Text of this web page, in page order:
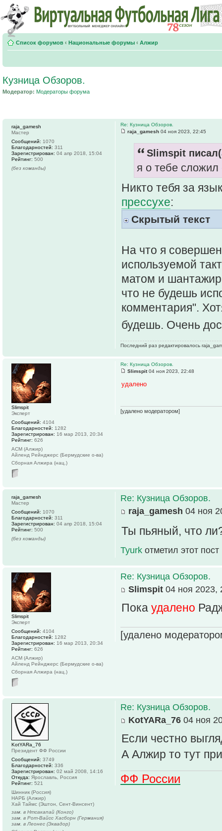
Список форумов ‹ Национальные форумы ‹ Алжир
Кузница Обзоров.
Модератор: Модераторы форума
Re: Кузница Обзоров.
raja_gamesh 04 ноя 2023, 22:45
Slimspit
я о тебе сложил
Никто тебя за
прессухе:
Скрытый текст
На что я
используемой
матом и
что не будешь
комментария".
будешь. Очень
Последний раз редактировалось
raja_gamesh
Мастер
Сообщений: 1070
Благодарностей: 311
Зарегистрирован: 04 апр 2018, 15:04
Рейтинг: 500
(без команды)
Re: Кузница Обзоров.
Slimspit04 ноя 2023, 22:48
удалено
[удалено модератором]
Slimspit
Эксперт
Сообщений: 4104
Благодарностей: 1282
Зарегистрирован: 16 мар 2013, 20:34
Рейтинг: 626
АСМ (Алжир)
Айленд Рейнджерс (Бермудские о-ва)
Сборная Алжира (нац.)
Re: Кузница Обзоров.
raja_gamesh 04 ноя
Ты пьяный, что
Tyurk отметил этот
raja_gamesh
Мастер
Сообщений: 1070
Благодарностей: 311
Зарегистрирован: 04 апр 2018, 15:04
Рейтинг: 500
(без команды)
Re: Кузница Обзоров.
Slimspit 04 ноя 2023,
Пока удалено
[удалено
Slimspit
Эксперт
Сообщений: 4104
Благодарностей: 1282
Зарегистрирован: 16 мар 2013, 20:34
Рейтинг: 626
АСМ (Алжир)
Айленд Рейнджерс (Бермудские о-ва)
Сборная Алжира (нац.)
Re: Кузница Обзоров.
KotYARa_76 04 ноя
Если честно
А Алжир то тут
ФФ России
KotYARa_76
Президент ФФ России
Сообщений: 3749
Благодарностей: 336
Зарегистрирован: 02 май 2008, 14:16
Откуда: Ярославль, Россия
Рейтинг: 521
Шинник (Россия)
НАРБ (Алжир)
Хай Таймс (Эштон, Сент-Винсент)
зам. в Нтсакапай (Конго)
зам. в Рот-Вайсс Хасборн (Германия)
зам. в Леонес (Эквадор)